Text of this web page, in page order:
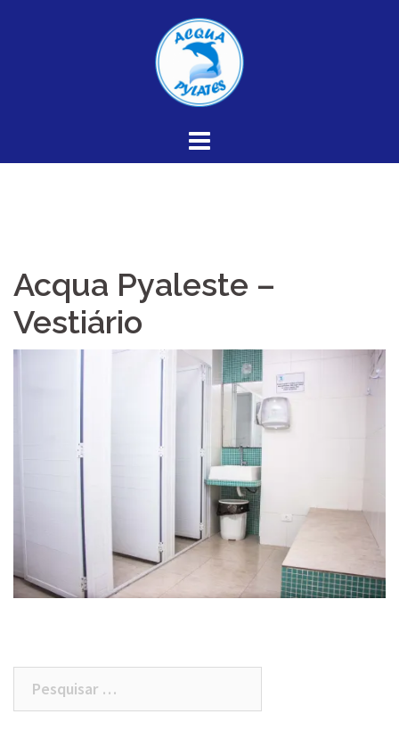
Acqua Pyaleste –
Vestiário
Pesquisar
por: